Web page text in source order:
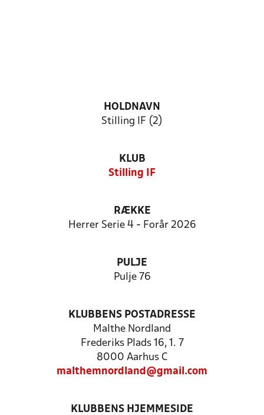
HOLDNAVN
Stilling IF (2)
KLUB
Stilling IF
RÆKKE
Herrer Serie 4 - Forår 2026
PULJE
Pulje 76
KLUBBENS POSTADRESSE
Malthe Nordland
Frederiks Plads 16, 1. 7
8000 Aarhus C
malthemnordland@gmail.com
KLUBBENS HJEMMESIDE